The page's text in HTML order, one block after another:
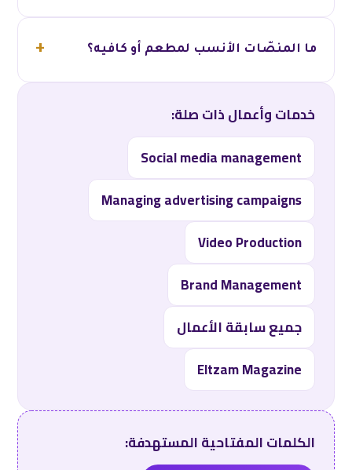
ما المنصّات الأنسب لمطعم أو كافيه؟
خدمات وأعمال ذات صلة:
Social media management
Managing advertising campaigns
Video Production
Brand Management
جميع سابقة الأعمال
Eltzam Magazine
الكلمات المفتاحية المستهدفة: